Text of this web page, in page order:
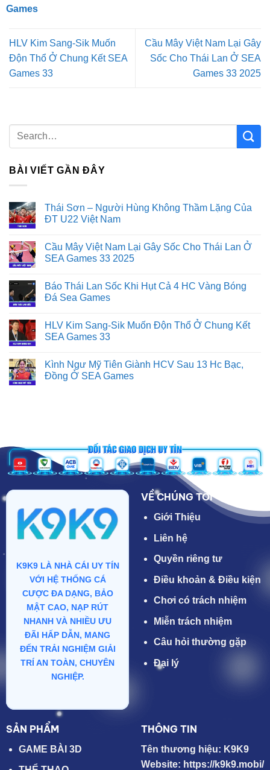
Games
HLV Kim Sang-Sik Muốn
Độn Thổ Ở Chung Kết SEA
Games 33
Cầu Mây Việt Nam Lại Gây
Sốc Cho Thái Lan Ở SEA
Games 33 2025
BÀI VIẾT GẦN ĐÂY
Thái Sơn – Người Hùng Không Thầm Lặng Của
ĐT U22 Việt Nam
Cầu Mây Việt Nam Lại Gây Sốc Cho Thái Lan Ở
SEA Games 33 2025
Báo Thái Lan Sốc Khi Hụt Cả 4 HC Vàng Bóng
Đá Sea Games
HLV Kim Sang-Sik Muốn Độn Thổ Ở Chung Kết
SEA Games 33
Kình Ngư Mỹ Tiên Giành HCV Sau 13 Hc Bạc,
Đồng Ở SEA Games
K9K9 LÀ NHÀ CÁI UY TÍN
VỚI HỆ THỐNG CÁ
CƯỢC ĐA DẠNG, BẢO
MẬT CAO, NẠP RÚT
NHANH VÀ NHIỀU ƯU
ĐÃI HẤP DẪN, MANG
ĐẾN TRẢI NGHIỆM GIẢI
TRÍ AN TOÀN, CHUYÊN
NGHIỆP.
VỀ CHÚNG TÔI
Giới Thiệu
Liên hệ
Quyền riêng tư
Điều khoản & Điều kiện
Chơi có trách nhiệm
Miễn trách nhiệm
Câu hỏi thường gặp
Đại lý
SẢN PHẨM
GAME BÀI 3D
THÔNG TIN
Tên thương hiệu: K9K9
Website: https://k9k9.mobi/